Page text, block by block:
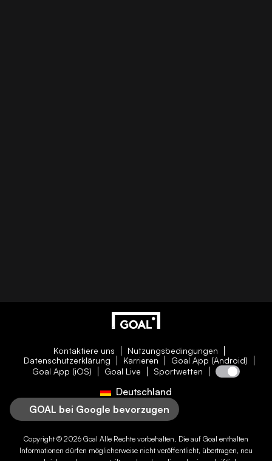
Kontaktiere uns
Nutzungsbedingungen
Datenschutzerklärung
Karrieren
Goal App (Android)
Goal App (iOS)
Goal Live Sportwetten
Deutschland
GOAL bei Google bevorzugen
Copyright © 2026 Goal Alle Rechte vorbehalten. Die auf Goal enthalten
Informationen dürfen möglicherweise nicht veröffentlicht, übertragen, neu